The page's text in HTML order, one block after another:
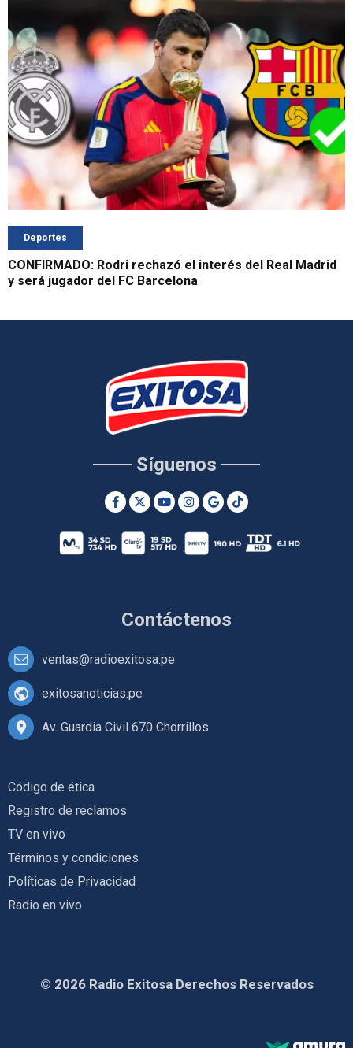
Deportes
CONFIRMADO: Rodri rechazó el interés del Real Madrid
y será jugador del FC Barcelona
Contáctenos
ventas@radioexitosa.pe
exitosanoticias.pe
Av. Guardia Civil 670 Chorrillos
Síguenos
Código de ética
Registro de reclamos
TV en vivo
Términos y condiciones
Políticas de Privacidad
Radio en vivo
© 2026 Radio Exitosa Derechos Reservados